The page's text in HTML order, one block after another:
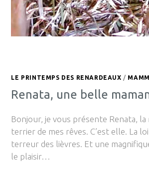
LE PRINTEMPS DES RENARDEAUX /
Renata, une belle
Bonjour, je vous présente Renata, la
terrier de mes rêves. C’est elle. La
terreur des lièvres. Et une
le plaisir…